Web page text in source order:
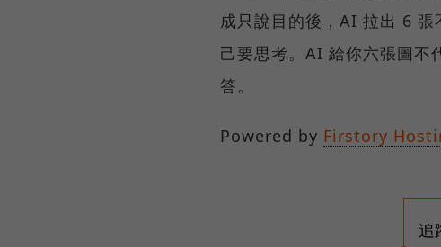
成只說目的後，AI 拉出 6 張
己要思考。AI 給你六張圖不
答。
Powered by Firstory
追